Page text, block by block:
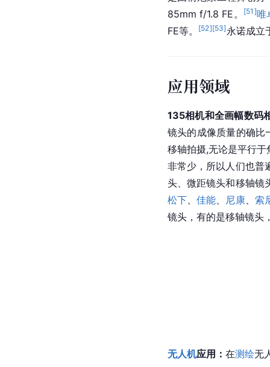
85mm f/1.8 FE。
[51 ]唯
FE等。
[52][53] 永诺成立
应用领域
135相机和全画幅数码
镜头的成像质量的确比
移轴拍摄,无论是平行
非常少，所以人们也普
头、微距镜头和移轴镜
松下 、佳能 尼康、 索
镜头，有的是移轴镜头
无人机应用： 在测绘无